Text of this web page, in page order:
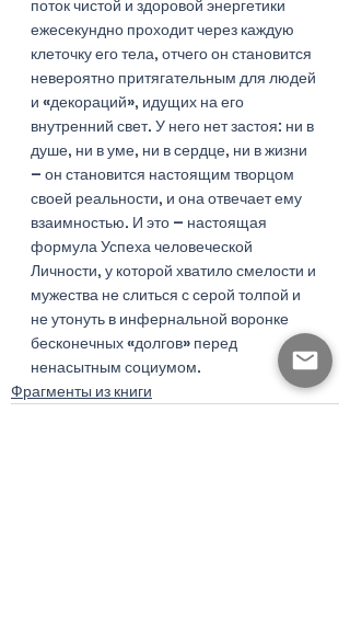
поток чистой и здоровой энергетики
ежесекундно проходит через каждую
клеточку его тела, отчего он становится
невероятно притягательным для людей
и «декораций», идущих на его
внутренний свет. У него нет застоя: ни в
душе, ни в уме, ни в сердце, ни в жизни
– он становится настоящим творцом
своей реальности, и она отвечает ему
взаимностью. И это – настоящая
формула Успеха человеческой
Личности, у которой хватило смелости и
мужества не слиться с серой толпой и
не утонуть в инфернальной воронке
бесконечных «долгов» перед
ненасытным социумом.
Фрагменты из книги